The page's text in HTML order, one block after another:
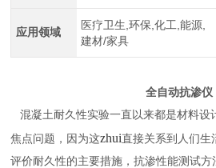
应用领域
医疗卫生,环保,化工,能源,
建材/家具
全自动抗渗仪
混凝土耐久性实验一直以来都是材料设
焦点问题，因为这zhui直接关系到人们生
评价耐久性的主要措施，抗渗性能测试